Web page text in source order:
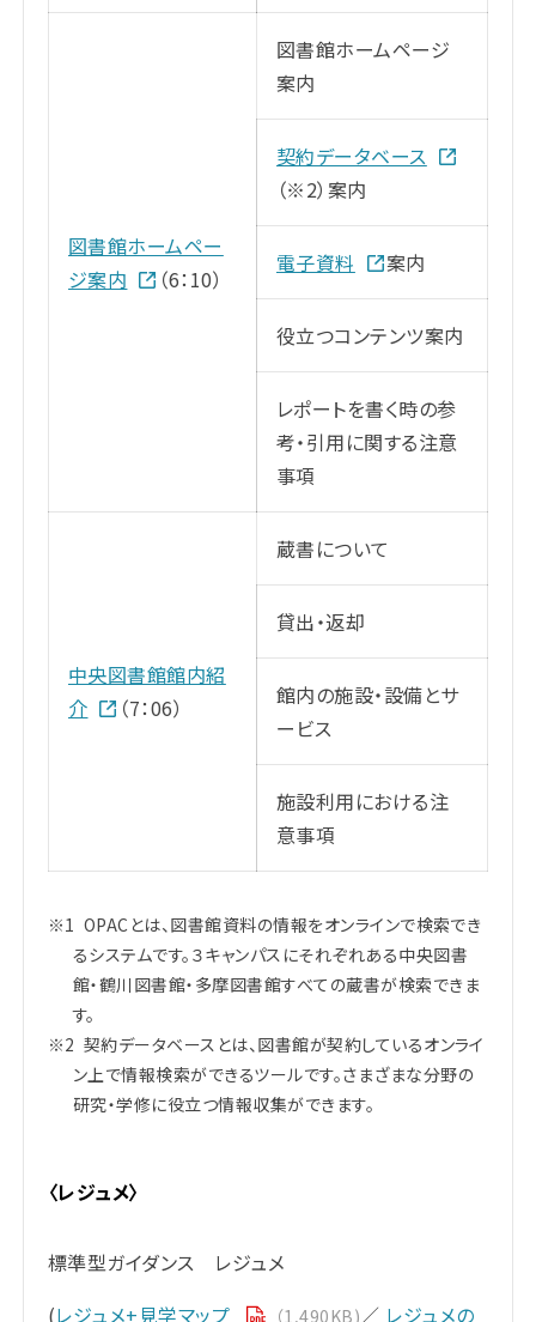
図書館ホームペー
ジ案内
（6：10）
図書館ホームページ
案内
契約データベース
（※2）案内
電子資料 案内
役立つコンテンツ案内
レポートを書く時の参
考・引用に関する注意
事項
中央図書館館内紹
介
（7：06）
蔵書について
貸出・返却
館内の施設・設備とサ
ービス
施設利用における注
意事項
※1 OPACとは、図書館資料の情報をオンラインで検索でき
るシステムです。３キャンパスにそれぞれある中央図書
館・鶴川図書館・多摩図書館すべての蔵書が検索できま
す。
※2 契約データベースとは、図書館が契約しているオンライ
ン上で情報検索ができるツールです。さまざまな分野の
研究・学修に役立つ情報収集ができます。
〈レジュメ〉
標準型ガイダンス レジュメ
(レジュメ+見学マップ （1,490KB)／ レジュメの